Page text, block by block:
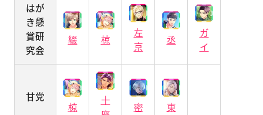
はが
き懸
賞研
究会
綴 椋
左
京
丞
ガ
イ
甘党
椋
十
密 東